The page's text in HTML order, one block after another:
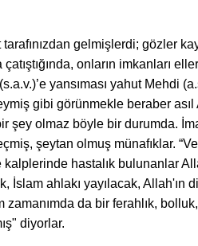
gelmişlerdi; gözler
onların imkanları
yansıması yahut Mehdi
gibi görünmekle beraber asıl
şey olmaz böyle bir durumda.
şeytan olmuş münafıklar.
hastalık bulunanlar
ahlakı yayılacak, Allah'ın
da bir ferahlık,
diyorlar.